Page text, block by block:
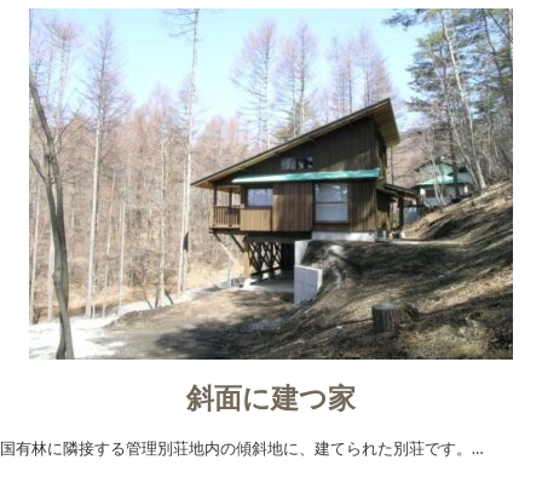
斜面に建つ家
国有林に隣接する管理別荘地内の傾斜地に、建てられた別荘です。…